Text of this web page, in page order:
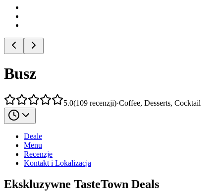
Busz
5.0(109 recenzji)·Coffee, Desserts, Cocktail
Deale
Menu
Recenzje
Kontakt i Lokalizacja
Ekskluzywne TasteTown Deals